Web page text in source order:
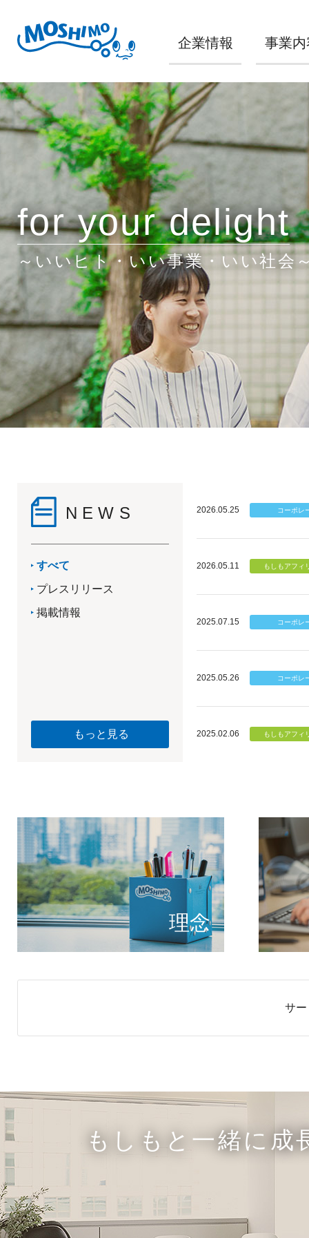
企業情報 事業内
for your delight
～いいヒト・いい事業・いい社会
NEWS
すべて
プレスリリース
掲載情報
もっと見る
2026.05.25
2026.05.11
2025.07.15
2025.05.26
2025.02.06
理念
個のチ
もしもが描く未
サ
もしもと一緒に成